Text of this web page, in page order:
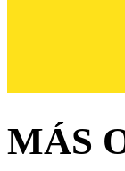
MÁS